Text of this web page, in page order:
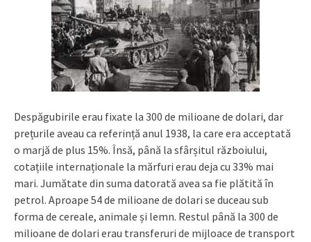
Despăgubirile erau fixate la 300 de milioane de dolari, dar
prețurile aveau ca referință anul 1938, la care era acceptată
o marjă de plus 15%. Însă, până la sfârșitul războiului,
cotațiile internaționale la mărfuri erau deja cu 33% mai
mari. Jumătate din suma datorată avea sa fie plătită în
petrol. Aproape 54 de milioane de dolari se duceau sub
forma de cereale, animale și lemn. Restul până la 300 de
milioane de dolari erau transferuri de mijloace de transport